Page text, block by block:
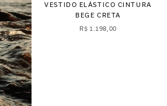
VESTIDO ELÁSTICO CINTURA
BEGE CRETA
R$ 1 198 00